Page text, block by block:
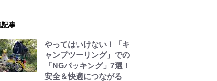
記事
やってはいけない！「キ
ャンプツーリング」での
「NGパッキング」7選！
安全＆快適につながる